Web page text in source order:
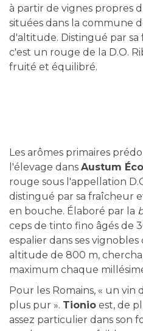
à partir de vignes propres
situées dans la commune
d'altitude. Distingué par
c'est un rouge de la D.O.
fruité et équilibré.
Les arômes primaires
l'élevage dans Austum
rouge sous l'appellation
distingué par sa fraîcheur
en bouche. Élaboré par la
ceps de tinto fino âgés de
espalier dans ses
altitude de 800 m,
maximum chaque
Pour les Romains, « un vin
plus pur ». Tionio est, de
assez particulier dans son